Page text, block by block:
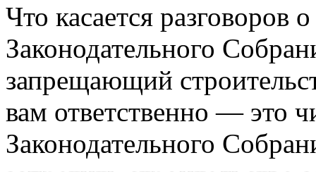
Что касается разговоров
Законодательного
запрещающий
вам ответственно — это
Законодательного